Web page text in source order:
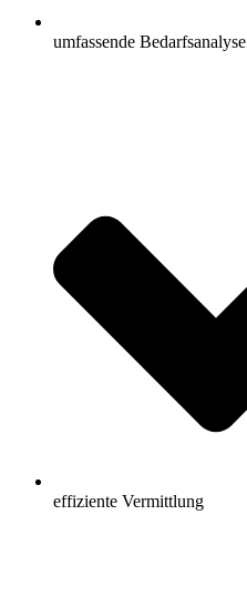
umfassende Bedarfsanalyse
effiziente Vermittlung